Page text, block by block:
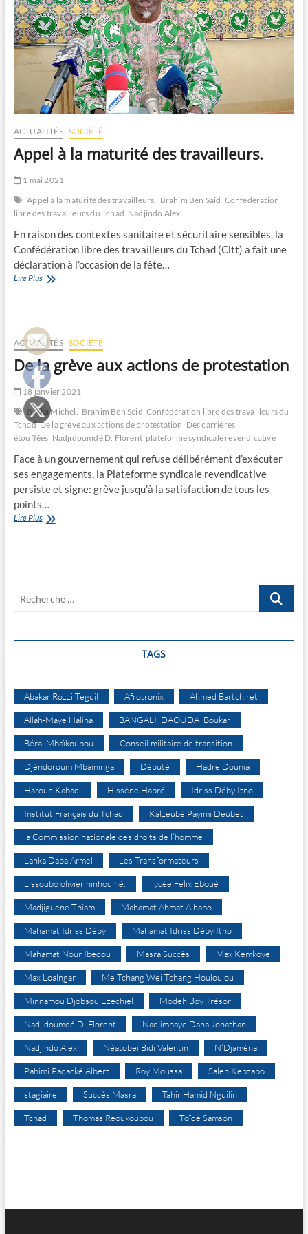
ACTUALITÉS SOCIÉTÉ
Appel à la maturité des travailleurs.
1 mai 2021
Appel à la maturité des travailleurs. Brahim Ben Said Confédération
libre des travailleurs du Tchad Nadjindo Alex
En raison des contextes sanitaire et sécuritaire sensibles, la
Confédération libre des travailleurs du Tchad (Cltt) a fait une
déclaration à l’occasion de la fête…
Lire PlusAppel
des
travailleurs.
ACTUALITÉS SOCIÉTÉ
De la grève aux actions de protestation
18 janvier 2021
Barka Michel. Brahim Ben Seid Confédération libre des travailleurs du
Tchad De la grève aux actions de protestation Des carrières
étouffées Nadjidoumdé D. Florent plateforme syndicale revendicative
Face à un gouvernement qui refuse délibérément d’exécuter
ses engagements, la Plateforme syndicale revendicative
persiste et signe: grève jusqu’à la satisfaction de tous les
points…
Lire PlusDe
Recherche
TAGS
Abakar Rozzi Teguil Afrotronix Ahmed Bartchiret
Allah-Maye Halina BANGALI DAOUDA Boukar
Béral Mbaïkoubou Conseil militaire de transition
Djéndoroum Mbaïninga Député Hadre Dounia
Haroun Kabadi Hissène Habré Idriss Déby Itno
Institut Français du Tchad Kalzeubé Payimi Deubet
la Commission nationale des droits de l’homme
Lanka Daba Armel Les Transformateurs
Lissoubo olivier hinhoulné. lycée Félix Eboué
Madjiguene Thiam Mahamat Ahmat Alhabo
Mahamat Idriss Déby Mahamat Idriss Déby Itno
Mahamat Nour Ibedou Masra Succès Max Kemkoye
Max Loalngar Me Tchang Wei Tchang Houloulou
Minnamou Djobsou Ezechiel Modeh Boy Trésor
Nadjidoumdé D. Florent Nadjimbaye Dana Jonathan
Nadjindo Alex Néatobeï Bidi Valentin N’Djaména
Pahimi Padacké Albert Roy Moussa Saleh Kebzabo
stagiaire Succès Masra Tahir Hamid Nguilin
Tchad Thomas Reoukoubou Toïdé Samson